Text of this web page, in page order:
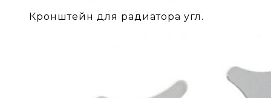
Кронштейн для радиатора угл.